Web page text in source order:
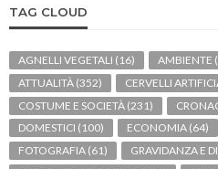
TAG CLOUD
AGNELLI VEGETALI (16) AMBIENTE
ATTUALITÀ (352) CERVELLI
COSTUME E SOCIETÀ (231)
DOMESTICI (100) ECONOMIA (64)
FOTOGRAFIA (61) GRAVIDANZA E